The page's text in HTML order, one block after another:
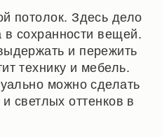
потолок. Здесь дело
сохранности вещей.
и пережить
технику и мебель.
можно сделать
светлых оттенков в